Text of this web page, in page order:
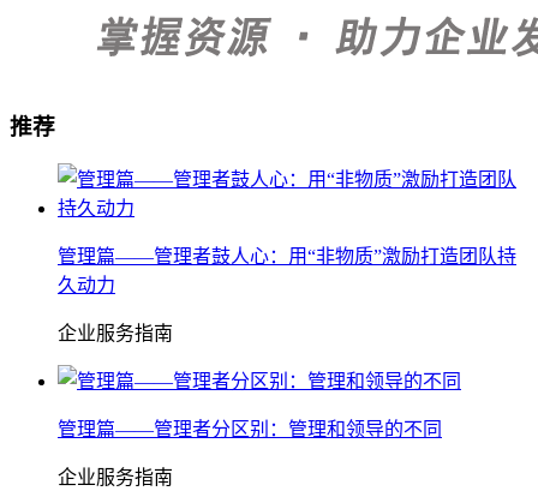
推荐
管理篇——管理者鼓人心：用“非物质”激励打造团队持
久动力
企业服务指南
管理篇——管理者分区别：管理和领导的不同
企业服务指南